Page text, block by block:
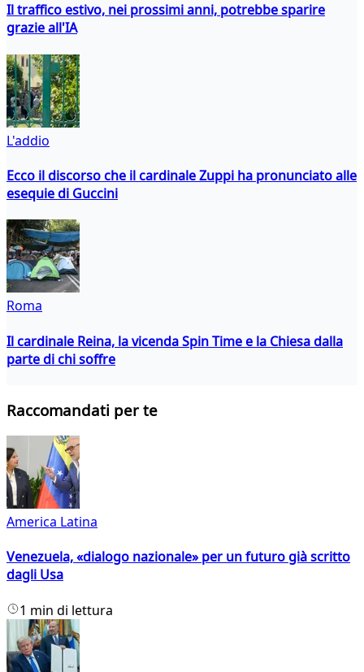
Il traffico estivo, nei prossimi anni, potrebbe sparire
grazie all'IA
L'addio
Ecco il discorso che il cardinale Zuppi ha pronunciato alle
esequie di Guccini
Roma
Il cardinale Reina, la vicenda Spin Time e la Chiesa dalla
parte di chi soffre
Raccomandati per te
America Latina
Venezuela, «dialogo nazionale» per un futuro già scritto
dagli Usa
1 min di lettura